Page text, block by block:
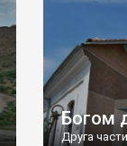
Богом
Друга